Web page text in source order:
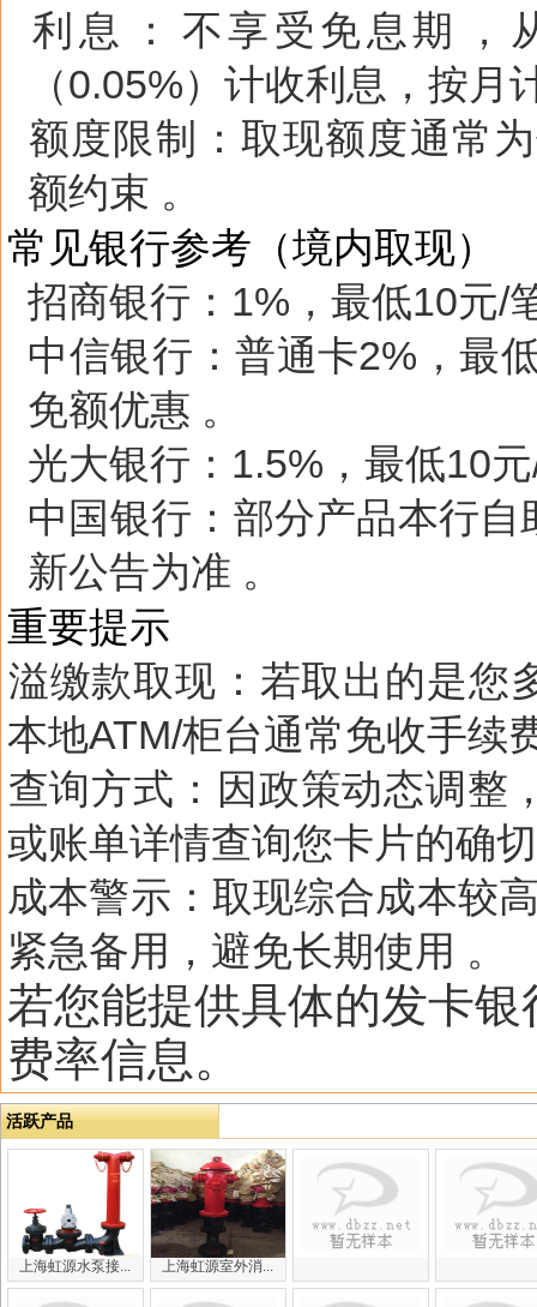
利息
‌：‌ 不享受免息期
，
（0.05%）计收利息，按月
额度限制
：取现额度通常
额约束 。‌‌
常见银行参考（境内取现）
招商银行 ：1%，最低10元/
中信银行 ：普通卡2%，最
免额优惠 。
光大银行 ：1.5%，最低10
中国银行 ：部分产品本行
新公告为准 。‌‌
重要提示
溢缴款取现 ：若取出的是
本地ATM/柜台通常‌免收手续
查询方式 ：因政策动态调整
或账单详情查询您卡片的确
成本警示 ：取现综合成本较
紧急备用，避免长期使用 。‌‌
若您能提供具体的‌发卡银
费率信息。
活跃产品
上海虹源水泵接... 上海虹源室外消...